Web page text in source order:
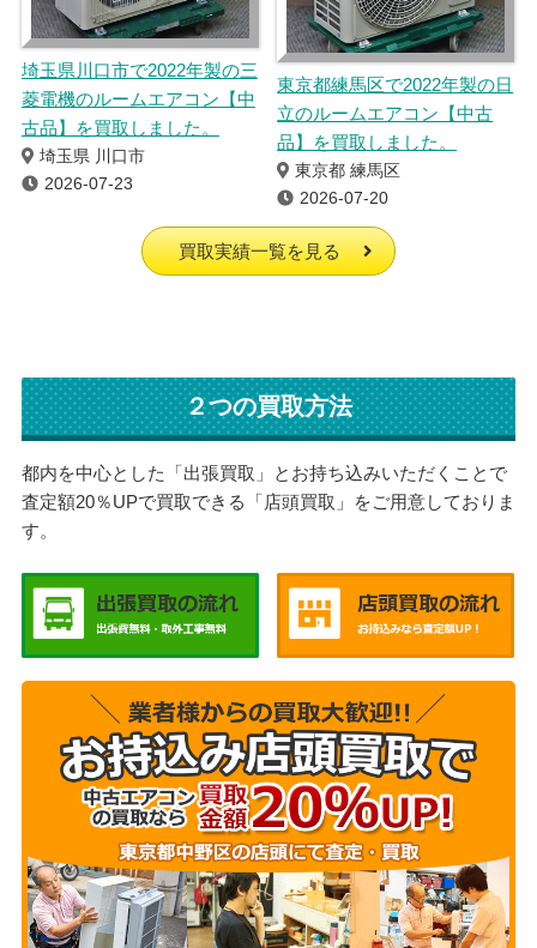
埼玉県川口市で2022年製の三
菱電機のルームエアコン【中
古品】を買取しました。
埼玉県 川口市
2026-07-23
東京都練馬区で2022年製の日
立のルームエアコン【中古
品】を買取しました。
東京都 練馬区
2026-07-20
買取実績一覧を見る
２つの買取方法
都内を中心とした「出張買取」とお持ち込みいただくことで
査定額20％UPで買取できる「店頭買取」をご用意しておりま
す。